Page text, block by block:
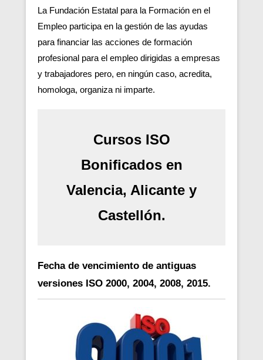
La Fundación Estatal para la Formación en el
Empleo participa en la gestión de las ayudas
para financiar las acciones de formación
profesional para el empleo dirigidas a empresas
y trabajadores pero, en ningún caso, acredita,
homologa, organiza ni imparte.
Cursos ISO
Bonificados en
Valencia, Alicante y
Castellón.
Fecha de vencimiento de antiguas
versiones ISO 2000, 2004, 2008, 2015.